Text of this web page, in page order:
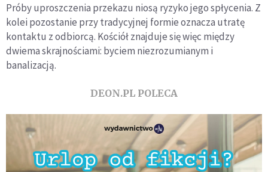
Próby uproszczenia przekazu niosą ryzyko jego spłycenia. Z
kolei pozostanie przy tradycyjnej formie oznacza utratę
kontaktu z odbiorcą. Kościół znajduje się więc między
dwiema skrajnościami: byciem niezrozumianym i
banalizacją.
DEON.PL POLECA